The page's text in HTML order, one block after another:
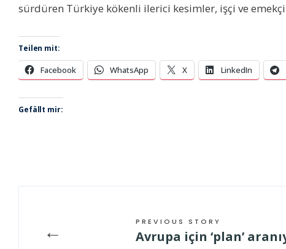
sürdüren Türkiye kökenli ilerici kesimler, işçi ve
Teilen mit:
Facebook WhatsApp X LinkedIn
Gefällt mir:
← PREVIOUS STORY
Avrupa için ‘plan’